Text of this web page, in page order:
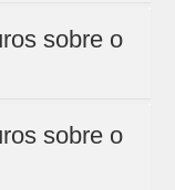
sobre o
sobre o